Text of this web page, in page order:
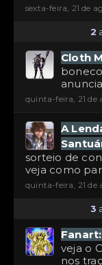
sexta-feira, 21 de
2
Cloth
quinta-feira, 21 de
A
sorteio de
veja como
quinta-feira, 21 de
3
Fanart:
veja o
nos